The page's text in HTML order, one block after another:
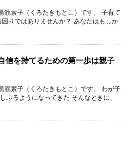
瀧素子（くろたきもとこ）です。 子育て
りではありませんか？ あなたはもしか
を持てるための第一歩は親子
瀧素子（くろたきもとこ）です。 わが子
ぶるようになってきた そんなときに、